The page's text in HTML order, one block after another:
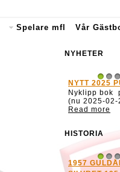
Spelare mfl Vår
NYHETER
1 2 3
NYTT 2025
Nyklipp bok
(nu 2025-
Read more
HISTORIA
1 2 3
1957